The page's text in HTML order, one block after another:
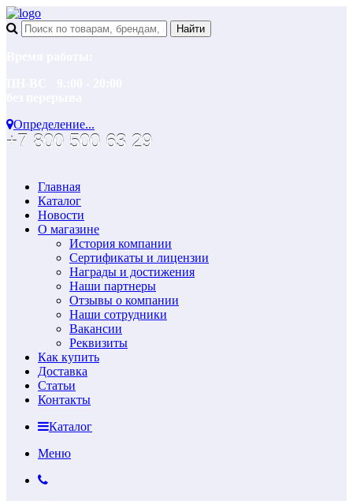
Определение...
+7 800 500 63 29
Главная
Каталог
Новости
О магазине
История компании
Сертификаты и лицензии
Награды и достижения
Наши партнеры
Отзывы о компании
Наши сотрудники
Вакансии
Реквизиты
Как купить
Доставка
Статьи
Контакты
Каталог
Меню